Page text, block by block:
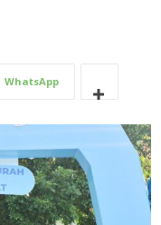
WhatsApp